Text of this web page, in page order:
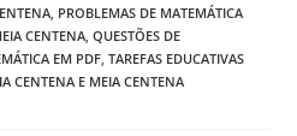
PROBLEMAS DE MATEMÁTICA
CENTENA QUESTÕES DE
EM PDF TAREFAS EDUCATIVAS
CENTENA E MEIA CENTENA